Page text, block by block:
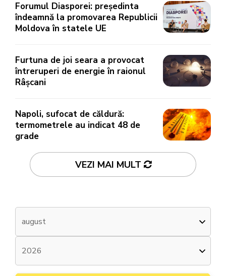
Forumul Diasporei: președinta
îndeamnă la promovarea Republicii
Moldova în statele UE
Furtuna de joi seara a provocat
întreruperi de energie în raionul
Râșcani
Napoli, sufocat de căldură:
termometrele au indicat 48 de
grade
VEZI MAI MULT